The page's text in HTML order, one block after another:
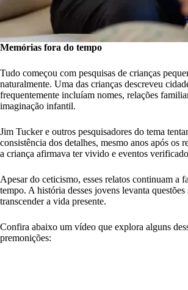
Memórias fora do tempo
Tudo começou com pesquisas de crianças
naturalmente. Uma das crianças descreveu
frequentemente incluíam nomes, relações
imaginação infantil.
Jim Tucker e outros pesquisadores do tema
consistência dos detalhes, mesmo anos após os
a criança afirmava ter vivido e eventos
Apesar do ceticismo, esses relatos continuam a
tempo. A história desses jovens levanta
transcender a vida presente.
Confira abaixo um vídeo que explora alguns
premonições: